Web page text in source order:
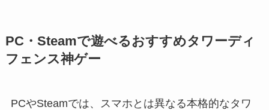
PC・Steamで遊べるおすすめタワーディ
フェンス神ゲー
PCやSteamでは、スマホとは異なる本格的なタワ